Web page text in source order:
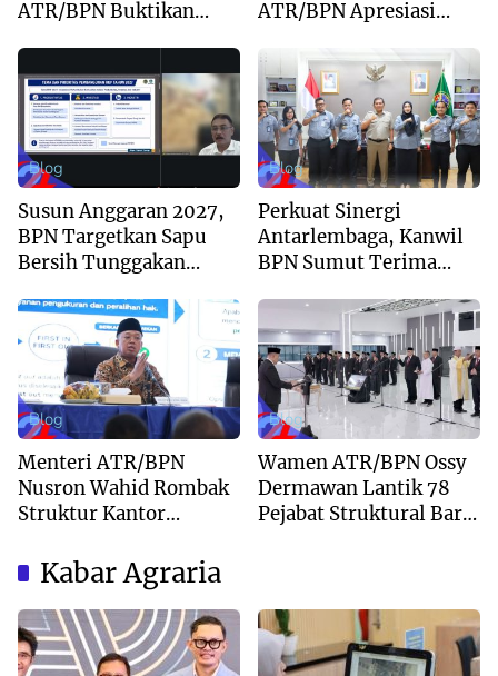
ATR/BPN Buktikan
ATR/BPN Apresiasi
Buddha Tzu Chi dan
Aguan
Blog
Susun Anggaran 2027,
BPN Targetkan Sapu
Bersih Tunggakan
Kepastian Waktu
Layanan
Blog
Perkuat Sinergi
Antarlembaga, Kanwil
BPN Sumut Terima
Peninggalan
Blog
Menteri ATR/BPN
Nusron Wahid Rombak
Struktur Kantor
Pendekatan
Kewilayahan
Blog
Wamen ATR/BPN Ossy
Dermawan Lantik 78
Pejabat Struktural Baru
Kabar Agraria